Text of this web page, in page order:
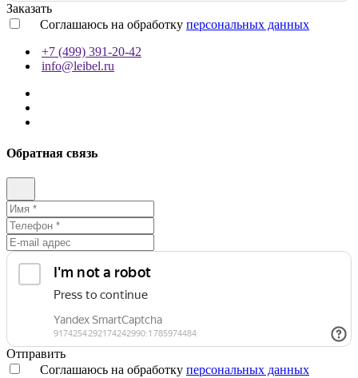
Заказать
Соглашаюсь на обработку персональных данных
+7 (499) 391-20-42
info@leibel.ru
Обратная связь
Отправить
Соглашаюсь на обработку персональных данных